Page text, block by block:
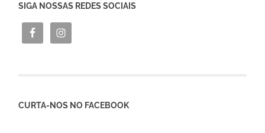
SIGA NOSSAS REDES SOCIAIS
CURTA-NOS NO FACEBOOK